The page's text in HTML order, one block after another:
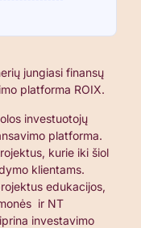
jungiasi finansų
platforma ROIX.
investuotojų
platforma.
kurie iki šiol
klientams.
edukacijos,
ir NT
investavimo